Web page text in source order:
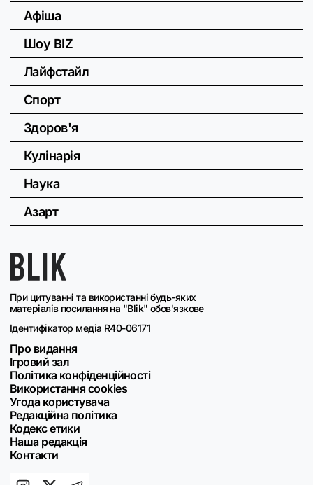
При цитуванні та використанні будь-яких
матеріалів посилання на "Blik" обов'язкове
Ідентифікатор медіа R40-06171
Про видання
Ігровий зал
Політика конфіденційності
Використання cookies
Угода користувача
Редакційна політика
Кодекс етики
Наша редакція
Контакти
Афіша
Шоу BIZ
Лайфстайл
Спорт
Здоров'я
Кулінарія
Наука
Азарт